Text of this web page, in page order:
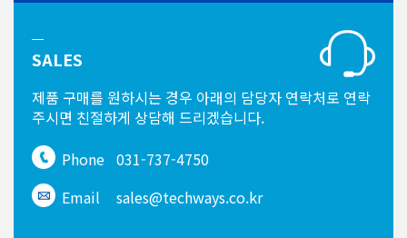
SALES
제품 구매를 원하시는 경우 아래의 담당자 연락처로 연락
주시면 친절하게 상담해 드리겠습니다.
Phone 031-737-4750
Email
sales@techways.co.kr